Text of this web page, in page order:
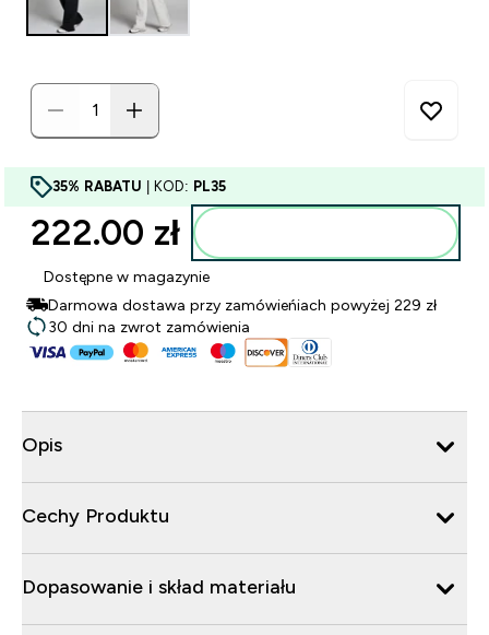
35% RABATU | KOD: PL35
222.00 zł‎
Dostępne w magazynie
Darmowa dostawa przy zamówieńiach powyżej 229 zł
30 dni na zwrot zamówienia
Opis
Cechy Produktu
Dopasowanie i skład materiału